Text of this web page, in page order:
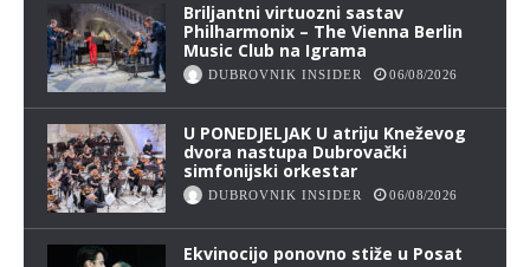
Briljantni virtuozni sastav
Philharmonix – The Vienna Berlin
Music Club na Igrama
DUBROVNIK INSIDER 06/08/2026
U PONEDJELJAK U atriju Kneževog
dvora nastupa Dubrovački
simfonijski orkestar
DUBROVNIK INSIDER 06/08/2026
Ekvinocijo ponovno stiže u Posat